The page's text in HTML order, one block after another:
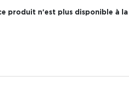
produit n'est plus disponible à